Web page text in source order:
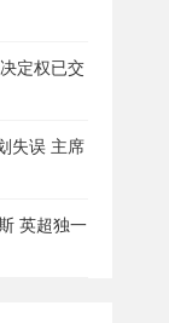
定权已交
失误 主席
英超独一